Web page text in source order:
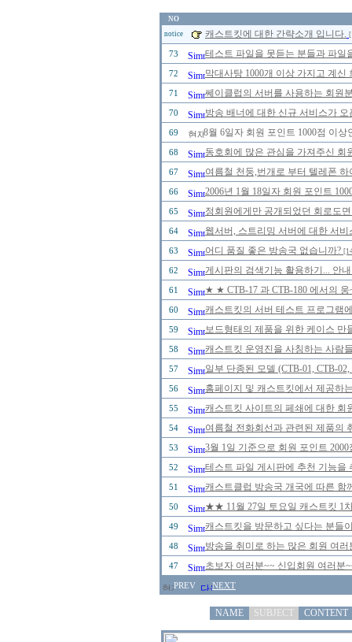
NO
notice
캐스트킷에 대한 간략소개 입니다.
73 테스트 파일을 못듣는 분들과 파
72 막대사탕 1000개 이상 가지고 계
71 쎄이클럽의 서버를 사용하는 회원
70 방송 배너에 대한 신규 서비스가
69 8월 6일자 회원 포인트 1000점 이
68 동호회에 많은 관심을 가져주신
67 여름철 천둥,번개로 부터 텔레폰
66 2006년 1월 18일자 회원 포인트
65 정회원에게만 공개되었던 회로도
64 웹서버, 스트리밍 서버에 대한 서
63 어디 품질 좋은 방송국 없습니까?
62 게시판의 검색기능 활용하기... 안
61 ★ ★ CTB-17 과 CTB-180 에서의
60 캐스트킷의 서버 테스트 프로그램
59 보드형태의 제품을 위한 케이스 만
58 캐스트킷 운영진을 사칭하는 사람
57 일부 단종된 모델 (CTB-01, CTB-
56 홈페이지 및 캐스트킷에서 제공하
55 캐스트킷 사이트의 페쇄에 대한
54 여름철 전화회선과 관련된 제품의
53 3월 1일 기준으로 회원 포인트
52 테스트 파일 게시판에 추천 기능
51 캐스트클럽 방송국 개국에 따른
50 ★★ 11월 27일 토요일 캐스트킷
49 캐스트킷을 방문하고 싶다는 분들
48 방송을 취미로 하는 많은 회원 여
47 초보자 여러분~~ 신입회원 여러
PREV NEXT